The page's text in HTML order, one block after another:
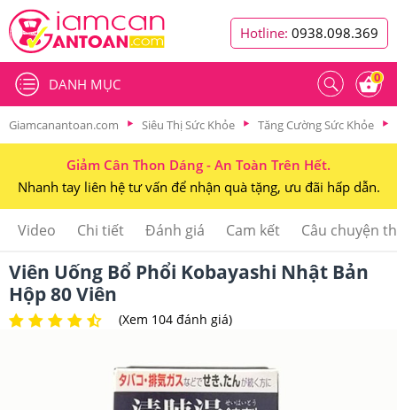
Hotline: 0938.098.369
0
DANH MỤC
Giamcanantoan.com Siêu Thị Sức Khỏe Tăng Cường Sức Khỏe
Giảm Cân Thon Dáng - An Toàn Trên Hết.
Nhanh tay liên hệ tư vấn để nhận quà tặng, ưu đãi hấp dẫn.
Video Chi tiết Đánh giá Cam kết Câu chuyện
Viên Uống Bổ Phổi Kobayashi Nhật Bản
Hộp 80 Viên
(Xem 104 đánh giá)